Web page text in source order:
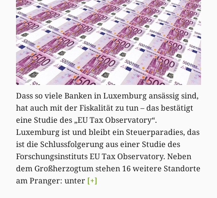
Dass so viele Banken in Luxemburg ansässig sind,
hat auch mit der Fiskalität zu tun – das bestätigt
eine Studie des „EU Tax Observatory“.
Luxemburg ist und bleibt ein Steuerparadies, das
ist die Schlussfolgerung aus einer Studie des
Forschungsinstituts EU Tax Observatory. Neben
dem Großherzogtum stehen 16 weitere Standorte
am Pranger: unter [+]